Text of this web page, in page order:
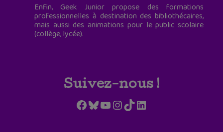
Enfin, Geek Junior propose des formations
professionnelles à destination des bibliothécaires,
mais aussi des animations pour le public scolaire
(collège, lycée).
Suivez-nous !
Facebook
Bluesky
YouTube
Instagram
TikTokLinkedIn